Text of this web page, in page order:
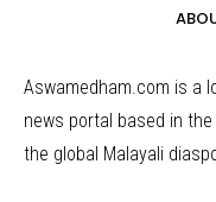
Aswamedham.com is a
news portal based in
the global Malayali